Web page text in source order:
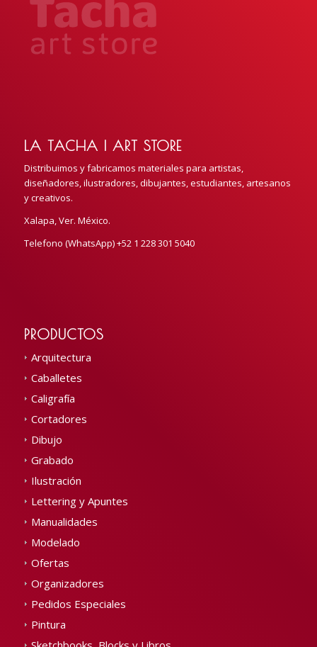
LA TACHA | ART STORE
Distribuimos y fabricamos materiales para artistas,
diseñadores, ilustradores, dibujantes, estudiantes, artesanos
y creativos.
Xalapa, Ver. México.
Telefono (WhatsApp) +52 1 228 301 5040
PRODUCTOS
Arquitectura
Caballetes
Caligrafía
Cortadores
Dibujo
Grabado
Ilustración
Lettering y Apuntes
Manualidades
Modelado
Ofertas
Organizadores
Pedidos Especiales
Pintura